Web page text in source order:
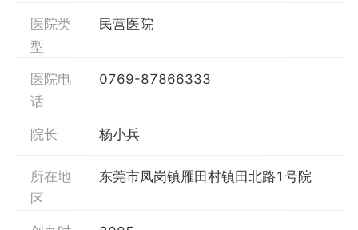
医院类
型
民营医院
医院电
话
0769-87866333
院长 杨小兵
所在地
区
东莞市凤岗镇雁田村镇田北路1号院